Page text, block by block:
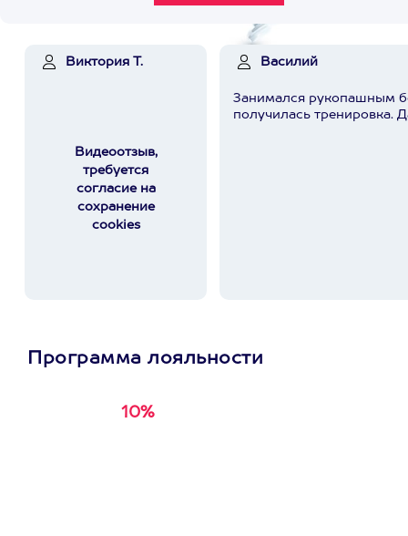
Виктория Т.
Видеоотзыв,
требуется
согласие на
сохранение
cookies
Василий
Занимался рукопашным
получилась тренировка.
Программа лояльности
10%